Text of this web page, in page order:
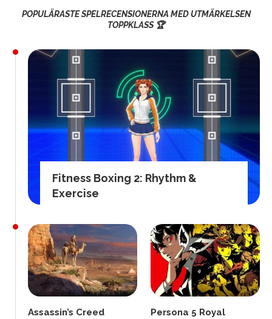
POPULÄRASTE SPELRECENSIONERNA MED UTMÄRKELSEN
TOPPKLASS 🏆
Fitness Boxing 2: Rhythm &
Exercise
Assassin’s Creed
Persona 5 Royal